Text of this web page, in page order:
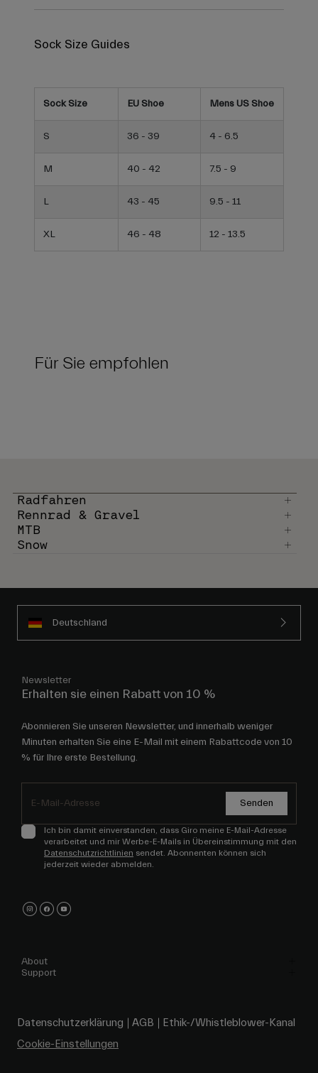
Sock Size Guides
Sock Size EU Shoe Mens US Shoe
S 36 - 39 4 - 6.5
M 40 - 42 7.5 - 9
L 43 - 45 9.5 - 11
XL 46 - 48 12 - 13.5
Für Sie empfohlen
Radfahren
Rennrad & Gravel
MTB
Snow
Deutschland
Newsletter
Erhalten sie einen Rabatt von 10 %
Abonnieren Sie unseren Newsletter, und innerhalb weniger
Minuten erhalten Sie eine E-Mail mit einem Rabattcode von 10
% für Ihre erste Bestellung.
Senden
Ich bin damit einverstanden, dass Giro meine E-Mail-Adresse
verarbeitet und mir Werbe-E-Mails in Übereinstimmung mit den
Datenschutzrichtlinien sendet. Abonnenten können sich
jederzeit wieder abmelden.
About
Support
Datenschutzerklärung AGB
Ethik-/Whistleblower-Kanal
Cookie-Einstellungen